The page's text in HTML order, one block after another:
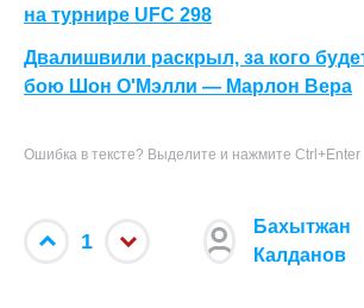
на турнире UFC 298
Двалишвили раскрыл, за кого
бою Шон О'Мэлли — Марлон Вера
Ошибка в тексте? Выделите и нажмите Ctrl+Enter
1
Бахытжан
Калданов